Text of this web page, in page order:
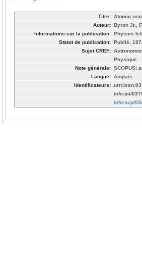
Titre: Atomic
Auteur: Byron Jr.,
Informations sur la publication: Physics
Statut de publication: Publié,
Sujet CREF: Astronomie
Physique
Note générale: SCOPUS:
Langue: Anglais
Identificateurs:
info:pii/
info:scp/